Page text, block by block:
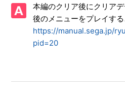
真を、動画サイト／SNS等で公
【Xbox Series X|S/龍が如く 極
すか（制限されている機能はあり
本編のクリア後にクリア
後のメニューをプレイする
https://manual.sega.jp/
pid=20